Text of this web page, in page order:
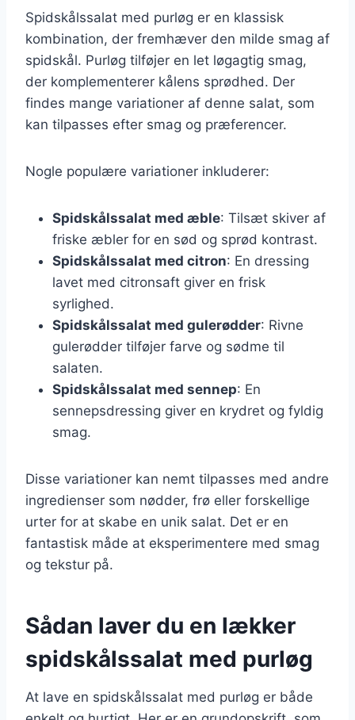
Spidskålssalat med purløg er en klassisk
kombination, der fremhæver den milde smag af
spidskål. Purløg tilføjer en let løgagtig smag,
der komplementerer kålens sprødhed. Der
findes mange variationer af denne salat, som
kan tilpasses efter smag og præferencer.
Nogle populære variationer inkluderer:
Spidskålssalat med æble: Tilsæt skiver af
friske æbler for en sød og sprød kontrast.
Spidskålssalat med citron: En dressing
lavet med citronsaft giver en frisk
syrlighed.
Spidskålssalat med gulerødder: Rivne
gulerødder tilføjer farve og sødme til
salaten.
Spidskålssalat med sennep: En
sennepsdressing giver en krydret og fyldig
smag.
Disse variationer kan nemt tilpasses med andre
ingredienser som nødder, frø eller forskellige
urter for at skabe en unik salat. Det er en
fantastisk måde at eksperimentere med smag
og tekstur på.
Sådan laver du en lækker
spidskålssalat med purløg
At lave en spidskålssalat med purløg er både